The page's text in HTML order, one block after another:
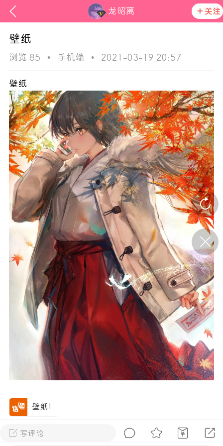
龙昭离 关注
ss
区发布非法内容 发现立即永久封号
资讯
官方公告
177
0
P站美图推荐——紫发特辑
写评论
壁纸
浏览 85 • 手机端 • 2021-03-19 20:57
壁纸
壁纸1
四川·成都